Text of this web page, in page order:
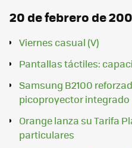
20 de febrero de
Viernes casual (V)
Pantallas táctiles:
Samsung B2100
picoproyector integrado
Orange lanza su Tarifa
particulares